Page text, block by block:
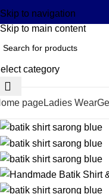
Skip to navigation
Skip to main content
category
pageLadies Wear